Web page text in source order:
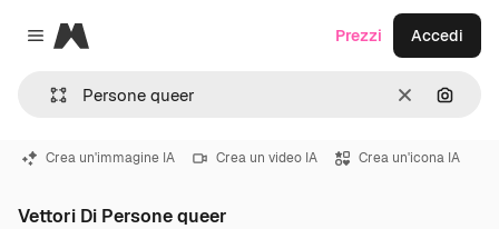
Close menu
Magnific
CancellaCerca
Prezzi Accedi
Crea un'immagine IA Crea un video IA Crea un'icona IA
Vettori Di Persone queer